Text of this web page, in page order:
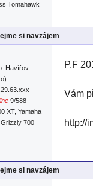
Tomahawk
si navzájem
Havířov
9/588
XT, Yamaha
700
P.F
Vám
http://
si navzájem